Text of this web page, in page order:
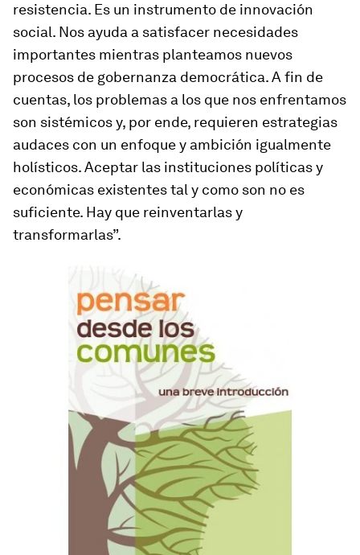
resistencia. Es un instrumento de innovación
social. Nos ayuda a satisfacer necesidades
importantes mientras planteamos nuevos
procesos de gobernanza democrática. A fin de
cuentas, los problemas a los que nos enfrentamos
son sistémicos y, por ende, requieren estrategias
audaces con un enfoque y ambición igualmente
holísticos. Aceptar las instituciones políticas y
económicas existentes tal y como son no es
suficiente. Hay que reinventarlas y
transformarlas”.